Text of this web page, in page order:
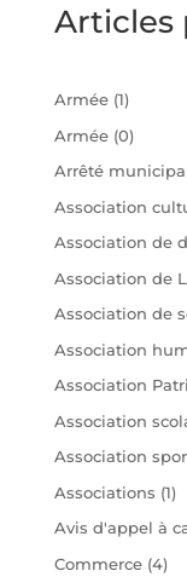
Articles
Armée(1)
Armée(0)
Arrêté
Association
Association de
Association de
Association de
Association
Association
Association
Association
Associations (1)
Avis d'appel à
Commerce(4)